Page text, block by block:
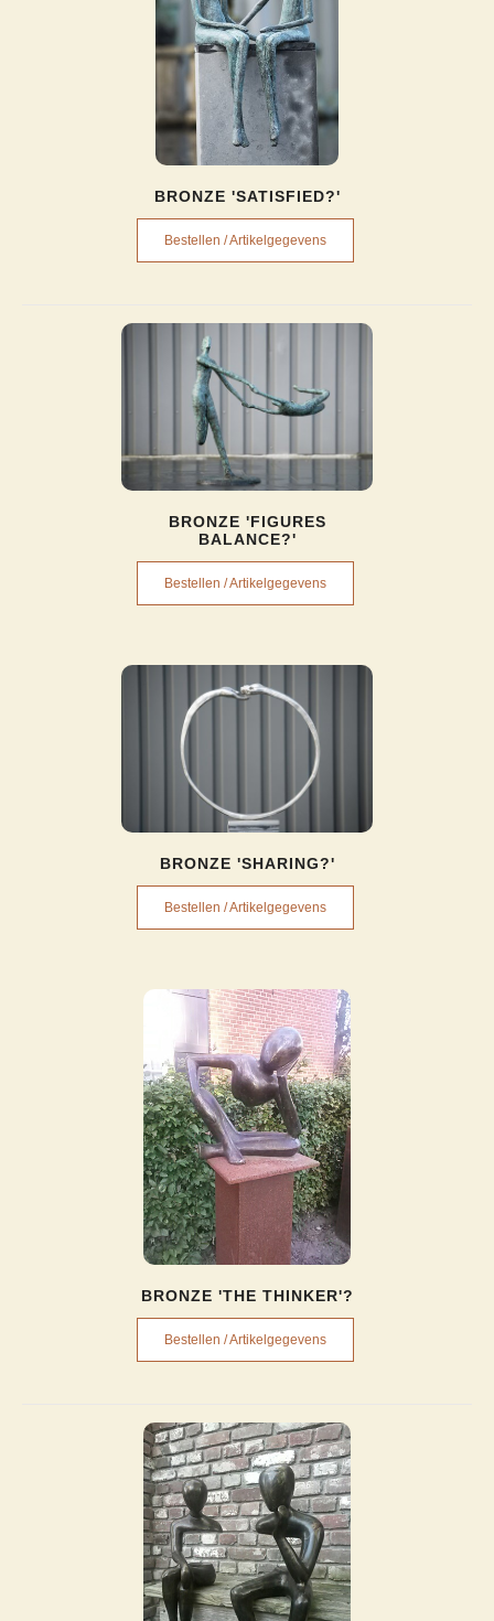
BRONZE 'SATISFIED?'
Bestellen / Artikelgegevens
BRONZE 'FIGURES
BALANCE?'
Bestellen / Artikelgegevens
BRONZE 'SHARING?'
Bestellen / Artikelgegevens
BRONZE 'THE THINKER'?
Bestellen / Artikelgegevens